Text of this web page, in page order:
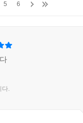
5 6
다.